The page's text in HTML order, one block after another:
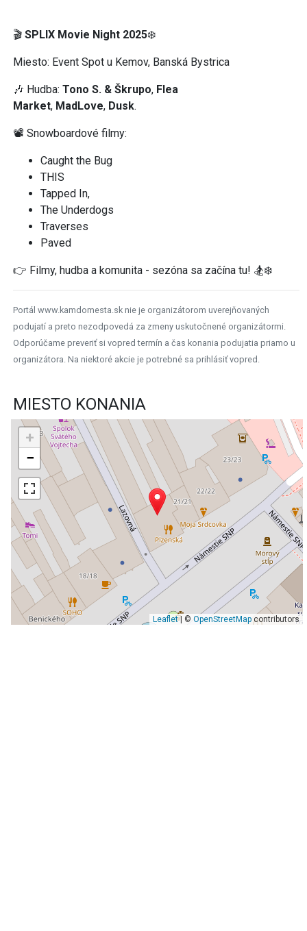
🎬 SPLIX Movie Night 2025❄️
Miesto: Event Spot u Kemov, Banská Bystrica
🎶 Hudba: Tono S. & Škrupo, Flea
Market, MadLove, Dusk.
📽️ Snowboardové filmy:
Caught the Bug
THIS
Tapped In,
The Underdogs
Traverses
Paved
👉 Filmy, hudba a komunita - sezóna sa začína tu! 🏂❄️
Portál www.kamdomesta.sk nie je organizátorom uverejňovaných
podujatí a preto nezodpovedá za zmeny uskutočnené organizátormi.
Odporúčame preveriť si vopred termín a čas konania podujatia priamo u
organizátora. Na niektoré akcie je potrebné sa prihlásiť vopred.
MIESTO KONANIA
+
−
Leaflet| © OpenStreetMapcontributors